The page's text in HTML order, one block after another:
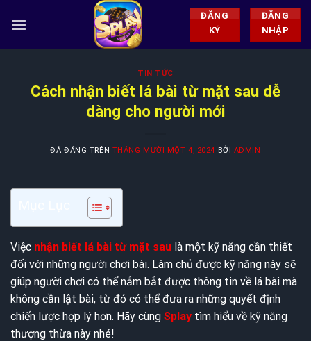
đến
ĐĂNG
KÝ
ĐĂNG
NHẬP
TIN TỨC
Cách nhận biết lá bài từ mặt sau dễ
dàng cho người mới
ĐÃ ĐĂNG TRÊN THÁNG MƯỜI MỘT 4, 2024 BỞI ADMIN
Việc nhận biết lá bài từ mặt sau là một kỹ năng cần thiết
đối với những người chơi bài. Làm chủ được kỹ năng này sẽ
giúp người chơi có thể nắm bắt được thông tin về lá bài mà
không cần lật bài, từ đó có thể đưa ra những quyết định
chiến lược hợp lý hơn. Hãy cùng Splay tìm hiểu về kỹ năng
thượng thừa này nhé!